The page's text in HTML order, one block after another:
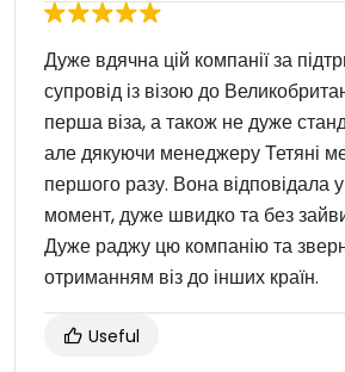
Дуже вдячна цій компанії за
супровід із візою до
перша віза, а також не дуже
але дякуючи менеджеру Тетяні
першого разу. Вона відповідала
момент, дуже швидко та без
Дуже раджу цю компанію та
отриманням віз до інших країн.
Useful